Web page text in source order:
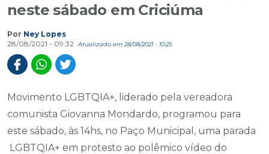
neste sábado em Criciúma
Por Ney Lopes
28/08/2021 - 09:32
Atualizado em 28/08/2021 - 10:25
Movimento LGBTQIA+, liderado pela vereadora
comunista Giovanna Mondardo, programou para
este sábado, às 14hs, no Paço Municipal, uma parada
LGBTQIA+ em protesto ao polêmico vídeo do